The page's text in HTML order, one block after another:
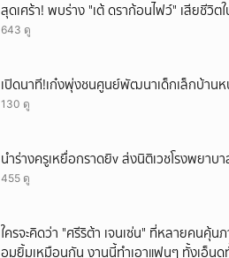
สุดเศร้า! พบร่าง "เต้ ดราก้อนไฟว์" เสียชีวิตใ
643 ดู
เปิดนาที!เก๋งพุ่งชนศูนย์พัฒนาเด็กเล็กบ้าน
130 ดู
นำร่างครูเหยื่อกราดยิv ส่งนิติเวชโรงพยา
455 ดู
ใครจะคิดว่า "ศรีริต้า เจนเซ่น" ที่หลายคนคุ้น
อมยิ้มเหมือนกัน งานนี้ทำเอาแฟนๆ ทั้งเอ็นดู